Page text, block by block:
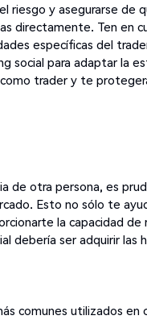
riesgo y asegurarse
directamente. Ten en
específicas del
social para adaptar la
trader y te
de otra persona, es
Esto no sólo te
la capacidad
debería ser adquirir
comunes utilizados en